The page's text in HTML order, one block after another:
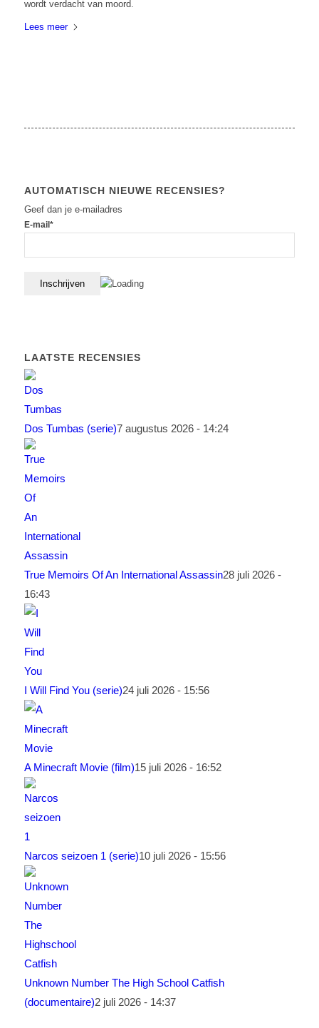
wordt verdacht van moord.
Lees meer
AUTOMATISCH NIEUWE RECENSIES?
Geef dan je e-mailadres
E-mail*
LAATSTE RECENSIES
Dos Tumbas (serie)7 augustus 2026 - 14:24
True Memoirs Of An International Assassin28 juli 2026 -
16:43
I Will Find You (serie)24 juli 2026 - 15:56
A Minecraft Movie (film)15 juli 2026 - 16:52
Narcos seizoen 1 (serie)10 juli 2026 - 15:56
Unknown Number The High School Catfish
(documentaire)2 juli 2026 - 14:37